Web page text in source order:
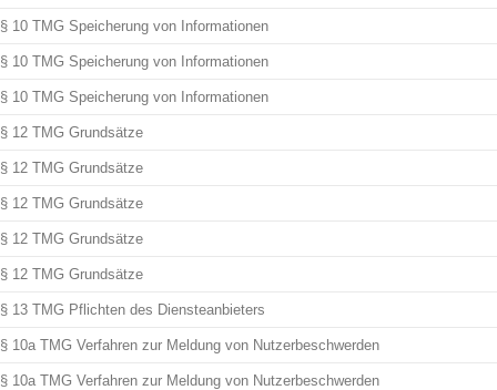
§ 10 TMG Speicherung von Informationen
§ 10 TMG Speicherung von Informationen
§ 10 TMG Speicherung von Informationen
§ 12 TMG Grundsätze
§ 12 TMG Grundsätze
§ 12 TMG Grundsätze
§ 12 TMG Grundsätze
§ 12 TMG Grundsätze
§ 13 TMG Pflichten des Diensteanbieters
§ 10a TMG Verfahren zur Meldung von Nutzerbeschwerden
§ 10a TMG Verfahren zur Meldung von Nutzerbeschwerden